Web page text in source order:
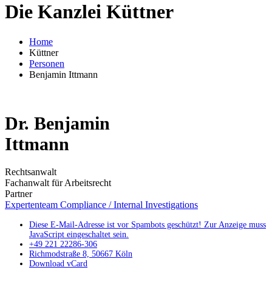
Die Kanzlei Küttner
Home
Küttner
Personen
Benjamin Ittmann
Dr. Benjamin
Ittmann
Rechtsanwalt
Fachanwalt für Arbeitsrecht
Partner
Expertenteam Compliance / Internal Investigations
Diese E-Mail-Adresse ist vor Spambots geschützt! Zur Anzeige muss
JavaScript eingeschaltet sein.
+49 221 22286-306
Richmodstraße 8, 50667 Köln
Download vCard